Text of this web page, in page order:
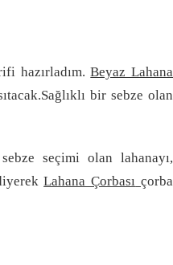
hazırladım.Beyaz Lahana
bir sebze olan
seçimi olan lahanayı,
Lahana Çorbası çorba